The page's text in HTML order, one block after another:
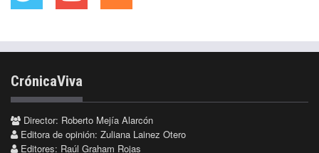
CrónicaViva
Director: Roberto Mejía Alarcón
Editora de opinión: Zuliana Lainez Otero
Editores: Raúl Graham Rojas